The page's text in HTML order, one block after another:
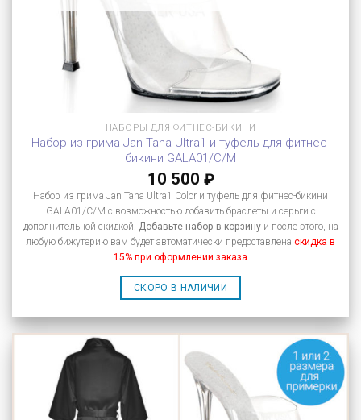
НАБОРЫ ДЛЯ ФИТНЕС-БИКИНИ
Набор из грима Jan Tana Ultra1 и туфель для фитнес-
бикини GALA01/C/M
10 500 ₽
Набор из грима Jan Tana Ultra1 Color и туфель для фитнес-бикини
GALA01/C/M с возможностью добавить браслеты и серьги с
дополнительной скидкой.
Добавьте набор в корзинуи после этого, на
любую бижутерию вам будет автоматически предоставлена скидка в
15% при оформлении заказа
СКОРО В НАЛИЧИИ